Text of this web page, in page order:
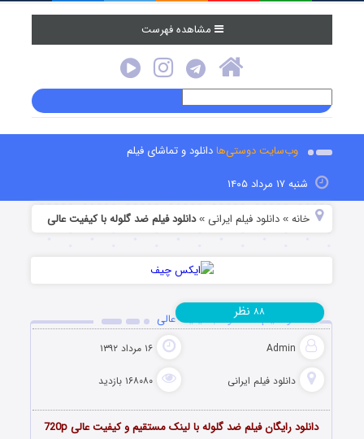
مشاهده فهرست
وب‌سایت دوستی‌هادانلود و تماشای فیلم
شنبه ۱۷ مرداد ۱۴۰۵
خانه »دانلود فیلم‌ ایرانی »دانلود فیلم ضد گلوله با کیفیت عالی
دانلود فیلم ضد گلوله با کیفیت عالی
Admin ۱۶ مرداد ۱۳۹۲
دانلود فیلم‌ ایرانی ۱۶۸۰۸۰ بازدید
۸۸ نظر
دانلود رایگان فیلم ضد گلوله با لینک مستقیم و کیفیت عالی 720p